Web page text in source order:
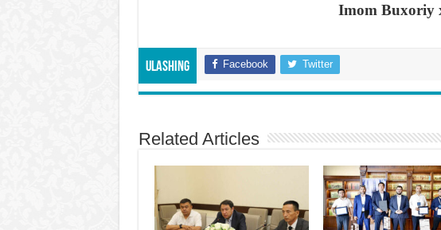
Imom Buxoriy
Ulashing Facebook Twitter
Related Articles